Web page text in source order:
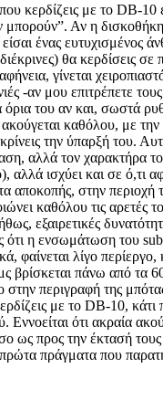
κερδίζεις με το DB-
μπορούν”. Αν η
ένας ευτυχισμένος
θα κερδίσεις
γίνεται
-αν μου επιτρέπετε
του αν και, σωστά
καθόλου, με
την ύπαρξή του.
αλλά τον χαρακτήρα
αλλά ισχύει και σε ό,τι
αποκοπής, στην
καθόλου τις αρετές
εξαιρετικές
ότι η ενσωμάτωση του
φαίνεται λίγο περίεργο,
βρίσκεται πάνω από τα
περιγραφή της
με το DB-10, κάτι
Εννοείται ότι ακραία
ως προς την έκτασή
πράγματα που